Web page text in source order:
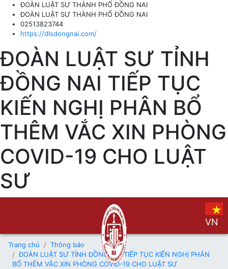
ĐOÀN LUẬT SƯ THÀNH PHỐ ĐỒNG NAI
ĐOÀN LUẬT SƯ THÀNH PHỐ ĐỒNG NAI
02513823744
https://dlsdongnai.com/
ĐOÀN LUẬT SƯ TỈNH
ĐỒNG NAI TIẾP TỤC
KIẾN NGHỊ PHÂN BỔ
THÊM VẮC XIN PHÒNG
COVID-19 CHO LUẬT
SƯ
VN
Trang chủ
Thông báo
ĐOÀN LUẬT SƯ TỈNH ĐỒNG NAI TIẾP TỤC KIẾN NGHỊ PHÂN
BỔ THÊM VẮC XIN PHÒNG COVID-19 CHO LUẬT SƯ